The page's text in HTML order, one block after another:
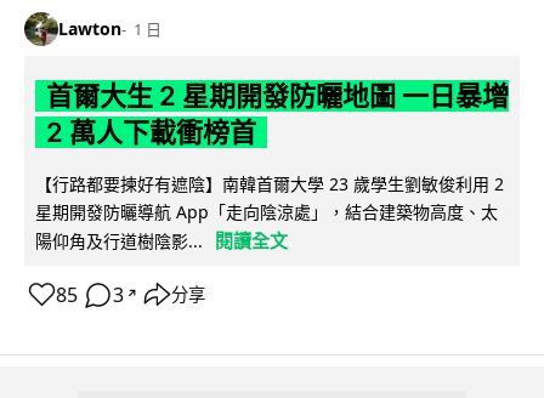
Lawton 1 日
首爾大生 2 星期開發防曬地圖 一日暴增
2 萬人下載衝榜首
【行路都要揀好有遮陰】南韓首爾大學 23 歲學生劉敏俊利用 2
星期開發防曬導航 App「走向陰涼處」，結合建築物高度、太
陽仰角及行道樹陰影...
閱讀全文
85 3 ↗ 分享